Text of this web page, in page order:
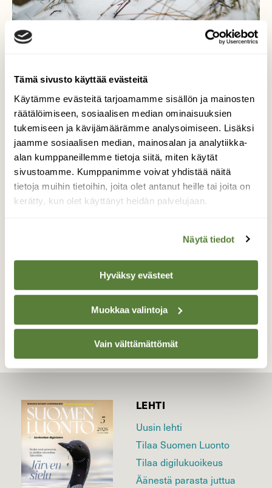
Tämä sivusto käyttää evästeitä
Käytämme evästeitä tarjoamamme sisällön ja mainosten
räätälöimiseen, sosiaalisen median ominaisuuksien
tukemiseen ja kävijämäärämme analysoimiseen. Lisäksi
jaamme sosiaalisen median, mainosalan ja analytiikka-
alan kumppaneillemme tietoja siitä, miten käytät
sivustoamme. Kumppanimme voivat yhdistää näitä
tietoja muihin tietoihin, joita olet antanut heille tai joita on
kerätty, kun olet käyttänyt heidän palvelujaan.
Näytä tiedot
Hyväksy evästeet
Muokkaa valintoja
Vain välttämättömät
Utelias lumikko
Utelias lumikko loikki tien poikki ja jäi
läheiseen metsikköön ihmettelemään.
Ennätin hyvin vaihtaa kameraan linssin ja
ottaa monta kuvaa, ennen kuin veikeä otus
katosi suojavärinsä ansiosta.
TAKAISIN LISTAAN
LEHTI
Uusin lehti
Tilaa Suomen Luonto
Tilaa digilukuoikeus
Äänestä parasta juttua